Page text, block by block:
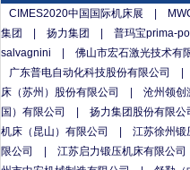
CIMES2020中国国际机床展
|
集团
| 扬力集团 | 普玛宝prima-
salvagnini
| 佛山市宏石激光技术有
广东普电自动化科技股份有限公司
|
床（苏州）股份有限公司
| 沧州领创
国）有限公司
| 扬力集团股份有限公
机床（昆山）有限公司
| 江苏徐州锻
限公司
| 江苏启力锻压机床有限公司